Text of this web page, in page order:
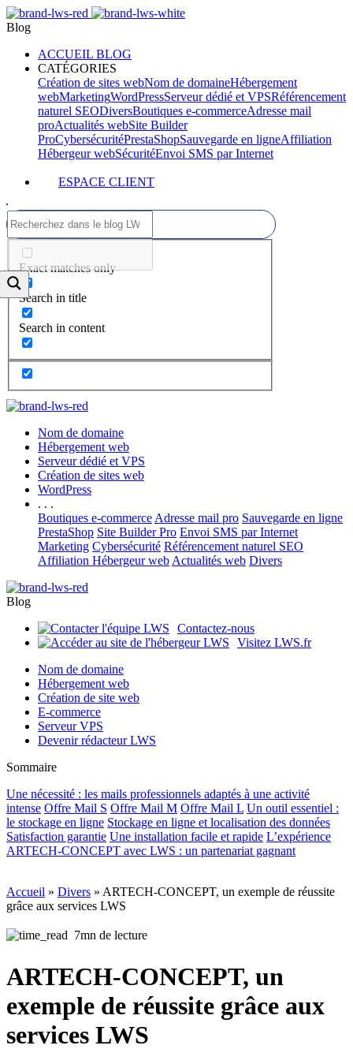
Blog
ACCUEIL BLOG
CATÉGORIES
Création de sites webNom de domaineHébergement
webMarketingWordPressServeur dédié et VPSRéférencement
naturel SEODiversBoutiques e-commerceAdresse mail
proActualités webSite Builder
ProCybersécuritéPrestaShopSauvegarde en ligneAffiliation
Hébergeur webSécuritéEnvoi SMS par Internet
ESPACE CLIENT
Exact matches only
Search in title
Search in content
Nom de domaine
Hébergement web
Serveur dédié et VPS
Création de sites web
WordPress
. . .
Boutiques e-commerce Adresse mail pro Sauvegarde en ligne
PrestaShop Site Builder Pro Envoi SMS par Internet
Marketing Cybersécurité Référencement naturel SEO
Affiliation Hébergeur web Actualités web Divers
Blog
Contactez-nous
Visitez LWS.fr
Nom de domaine
Hébergement web
Création de site web
E-commerce
Serveur VPS
Devenir rédacteur LWS
Sommaire
Une nécessité : les mails professionnels adaptés à une activité
intense Offre Mail S Offre Mail M Offre Mail L Un outil essentiel :
le stockage en ligne Stockage en ligne et localisation des données
Satisfaction garantie Une installation facile et rapide L’expérience
ARTECH-CONCEPT avec LWS : un partenariat gagnant
Accueil » Divers » ARTECH-CONCEPT, un exemple de réussite
grâce aux services LWS
7mn de lecture
ARTECH-CONCEPT, un
exemple de réussite grâce aux
services LWS